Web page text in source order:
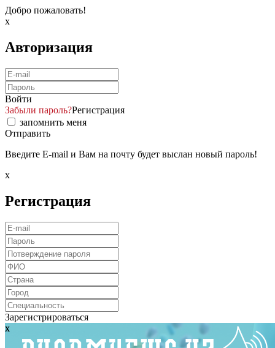
Добро пожаловать!
x
Авторизация
Войти
Забыли пароль?Регистрация
запомнить меня
Отправить
Введите E-mail и Вам на почту будет выслан новый пароль!
x
Регистрация
Зарегистрироваться
x
x